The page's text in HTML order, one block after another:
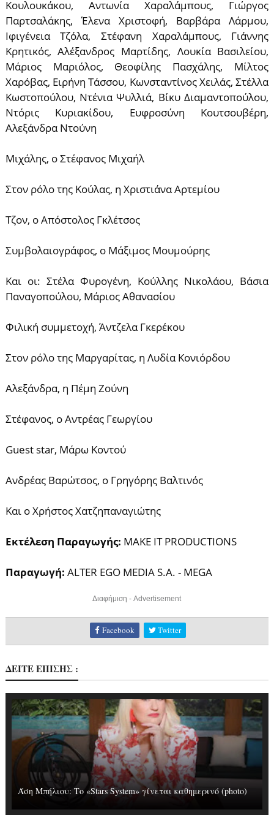
Κουλουκάκου, Αντωνία Χαραλάμπους, Γιώργος
Παρτσαλάκης, Έλενα Χριστοφή, Βαρβάρα Λάρμου,
Ιφιγένεια Τζόλα, Στέφανη Χαραλάμπους, Γιάννης
Κρητικός, Αλέξανδρος Μαρτίδης, Λουκία Βασιλείου,
Μάριος Μαριόλος, Θεοφίλης Πασχάλης, Μίλτος
Χαρόβας, Ειρήνη Τάσσου, Κωνσταντίνος Χειλάς, Στέλλα
Κωστοπούλου, Ντένια Ψυλλιά, Βίκυ Διαμαντοπούλου,
Ντόρις Κυριακίδου, Ευφροσύνη Κουτσουβέρη,
Αλεξάνδρα Ντούνη
Μιχάλης, ο Στέφανος Μιχαήλ
Στον ρόλο της Κούλας, η Χριστιάνα Αρτεμίου
Τζον, ο Απόστολος Γκλέτσος
Συμβολαιογράφος, ο Μάξιμος Μουμούρης
Και οι: Στέλα Φυρογένη, Κούλλης Νικολάου, Βάσια
Παναγοπούλου, Μάριος Αθανασίου
Φιλική συμμετοχή, Άντζελα Γκερέκου
Στον ρόλο της Μαργαρίτας, η Λυδία Κονιόρδου
Αλεξάνδρα, η Πέμη Ζούνη
Στέφανος, ο Αντρέας Γεωργίου
Guest star, Μάρω Κοντού
Ανδρέας Βαρώτσος, ο Γρηγόρης Βαλτινός
Και ο Χρήστος Χατζηπαναγιώτης
Εκτέλεση Παραγωγής: MAKE IT PRODUCTIONS
Παραγωγή: ALTER EGO MEDIA S.A. - MEGA
Διαφήμιση - Advertisement
Facebook Twitter
ΔΕΙΤΕ ΕΠΙΣΗΣ :
Άση Μπήλιου: Το «Stars System» γίνεται καθημερινό (photo)